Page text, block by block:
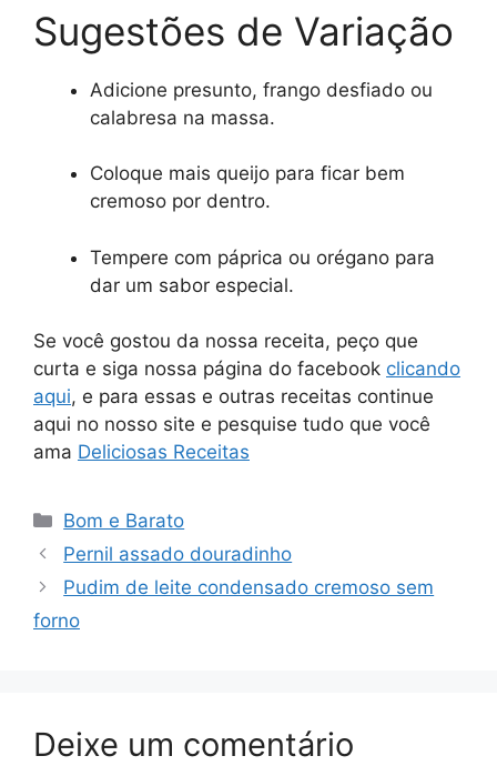
Sugestões de Variação
Adicione presunto, frango desfiado ou
calabresa na massa.
Coloque mais queijo para ficar bem
cremoso por dentro.
Tempere com páprica ou orégano para
dar um sabor especial.
Se você gostou da nossa receita, peço que
curta e siga nossa página do facebook clicando
aqui, e para essas e outras receitas continue
aqui no nosso site e pesquise tudo que você
ama Deliciosas Receitas
Categorias
Bom e Barato
Pernil assado douradinho
Pudim de leite condensado cremoso sem
forno
Deixe um comentário